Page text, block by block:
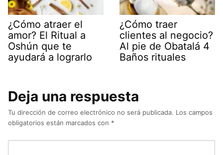
¿Cómo atraer el
amor? El Ritual a
Oshún que te
ayudará a lograrlo
¿Cómo traer
clientes al negocio?
Al pie de Obatalá 4
Baños rituales
Deja una respuesta
Tu dirección de correo electrónico no será publicada. Los campos
obligatorios están marcados con *